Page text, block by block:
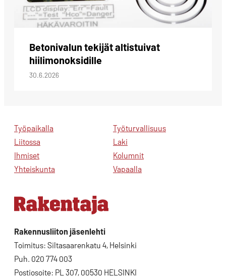
Betonivalun tekijät altistuivat
hiilimonoksidille
30.6.2026
Työpaikalla
Liitossa
Ihmiset
Yhteiskunta
Työturvallisuus
Laki
Kolumnit
Vapaalla
Rakennusliiton jäsenlehti
Toimitus: Siltasaarenkatu 4, Helsinki
Puh. 020 774 003
Postiosoite: PL 307, 00530 HELSINKI